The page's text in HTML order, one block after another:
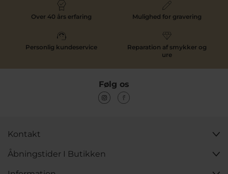
Over 40 års erfaring Mulighed for gravering
Personlig kundeservice
Reparation af smykker og
ure
Følg os
Kontakt
Åbningstider I Butikken